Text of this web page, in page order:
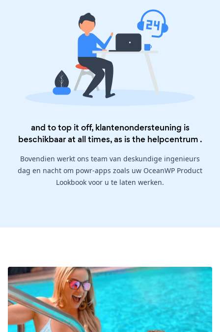
and to top it off, klantenondersteuning is
beschikbaar at all times, as is the helpcentrum .
Bovendien werkt ons team van deskundige ingenieurs
dag en nacht om powr-apps zoals uw OceanWP Product
Lookbook voor u te laten werken.